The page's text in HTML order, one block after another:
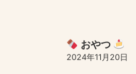
おやつ
2024年11月20日